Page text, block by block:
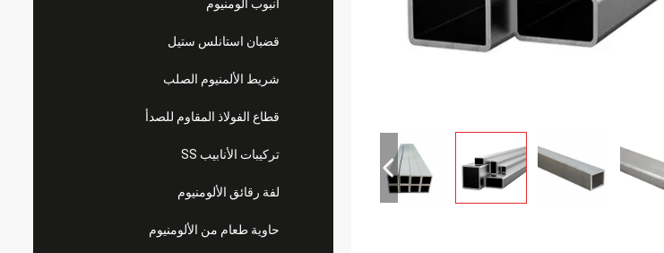
أنبوب ألومنيوم
قضبان استانلس ستيل
شريط الألمنيوم الصلب
قطاع الفولاذ المقاوم للصدأ
تركيبات الأنابيب SS
لفة رقائق الألومنيوم
حاوية طعام من الألومنيوم